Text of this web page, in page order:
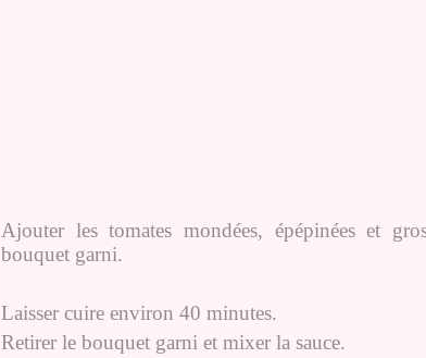
Ajouter les tomates mondées, épépinées et
bouquet garni.
Laisser cuire environ 40 minutes.
Retirer le bouquet garni et mixer la sauce.